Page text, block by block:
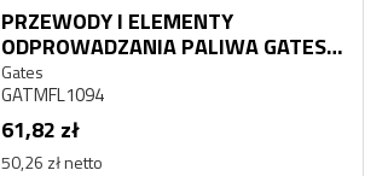
PRZEWODY I ELEMENTY
ODPROWADZANIA PALIWA GATES
GATMFL1094
Gates
GATMFL1094
61,82 zł
50,26 zł netto